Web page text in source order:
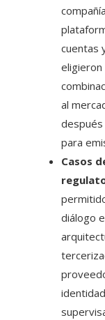
cuentas
eligieron
al
después
para
Casos
diálogo